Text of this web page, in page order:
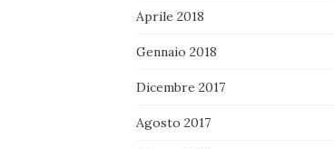
Aprile 2018
Gennaio 2018
Dicembre 2017
Agosto 2017